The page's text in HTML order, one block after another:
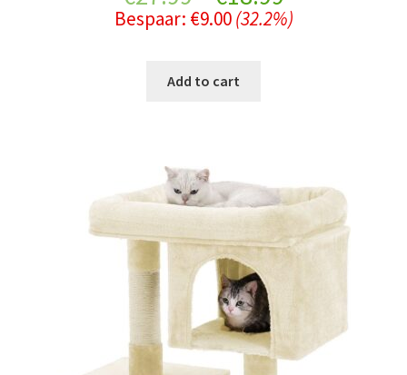
price
was:
price
Bespaar: €9.00 (32.2%)
Add to cart